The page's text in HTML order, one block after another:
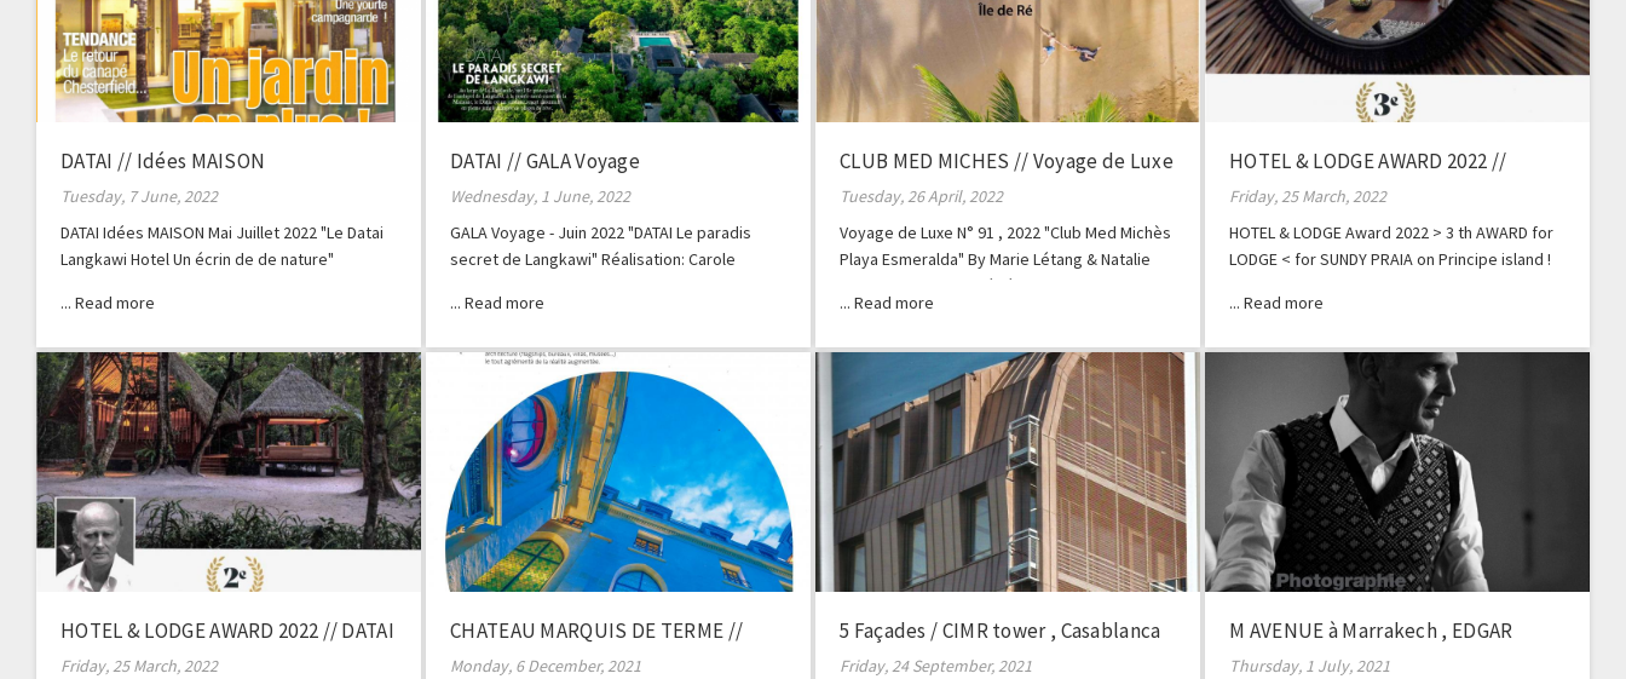
DATAI // Idées MAISON
Tuesday, 7 June, 2022
DATAI Idées MAISON Mai Juillet 2022 "Le Datai
Langkawi Hotel Un écrin de de nature"
DATAI // GALA Voyage
Wednesday, 1 June, 2022
GALA Voyage - Juin 2022 "DATAI Le paradis
secret de Langkawi" Réalisation: Carole
CLUB MED MICHES // Voyage de Luxe
Tuesday, 26 April, 2022
Voyage de Luxe N° 91 , 2022 "Club Med Michès
Playa Esmeralda" By Marie Létang & Natalie
Florentin Photos : Frédéric Ducout
HOTEL & LODGE AWARD 2022 //
SUNDY PRAIA
Friday, 25 March, 2022
HOTEL & LODGE Award 2022 > 3 th AWARD for
LODGE < for SUNDY PRAIA on Principe island !
HOTEL & LODGE AWARD 2022 // DATAI
Friday, 25 March, 2022
CHATEAU MARQUIS DE TERME //
NDA #47
Monday, 6 December, 2021
5 Façades / CIMR tower , Casablanca
Friday, 24 September, 2021
M AVENUE à Marrakech , EDGAR
Magazine
Thursday, 1 July, 2021